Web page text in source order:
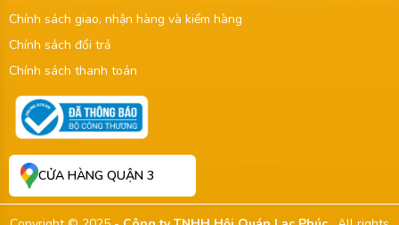
Chính sách giao, nhận hàng và kiểm hàng
Chính sách đổi trả
Chính sách thanh toán
CỬA HÀNG QUẬN 3